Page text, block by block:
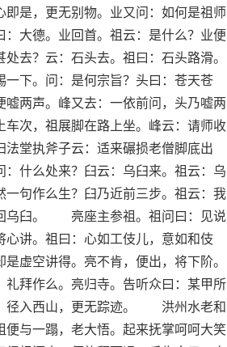
是，更无别物。业又问：如何是祖师
大德。业回首。祖云：是什么？业便
？云：石头去。祖曰：石头路滑。
下。问：是何宗旨？头曰：苍天苍
两声。峰又去：一依前问，头乃嘘两
次，祖展脚在路上坐。峰云：请师收
堂执斧子云：适来碾损老僧脚底出
什么处来？臼云：乌臼来。祖云：乌
句作么生？臼乃近前三步。祖云：我
乌臼。 亮座主参祖。祖问曰：见说
讲。祖曰：心如工伎儿，意如和伎
虚空讲得。亮不肯，便出，将下阶。
拜作么。亮归寺。告听众曰：某甲所
径入西山，更无踪迹。 洪州水老和
与一蹋，老大悟。起来抚掌呵呵大笑